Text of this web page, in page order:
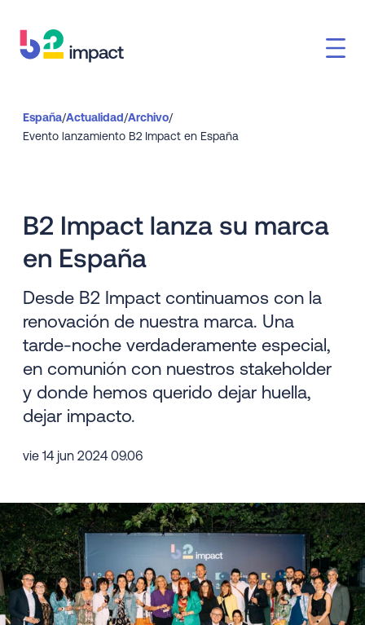
España/Actualidad/Archivo/
Evento lanzamiento B2 Impact en España
B2 Impact lanza su marca
en España
Desde B2 Impact continuamos con la
renovación de nuestra marca. Una
tarde-noche verdaderamente especial,
en comunión con nuestros stakeholder
y donde hemos querido dejar huella,
dejar impacto.
vie 14 jun 2024 09.06